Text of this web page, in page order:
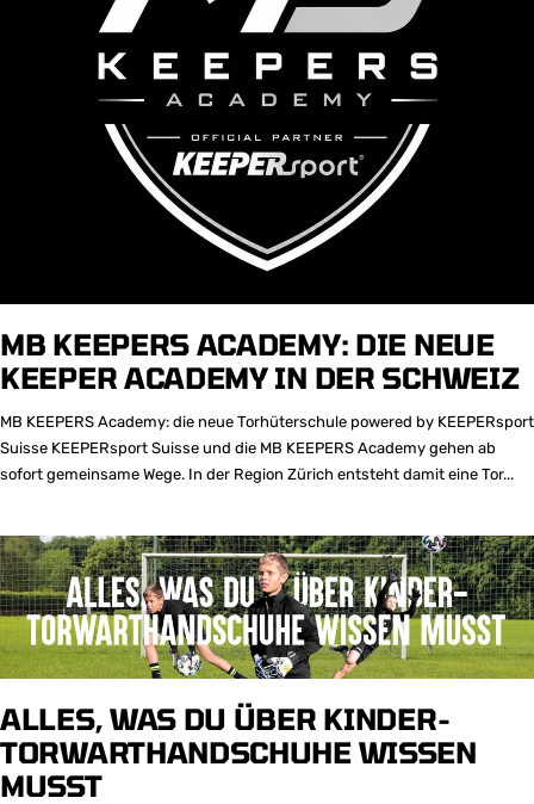
MB KEEPERS ACADEMY: DIE NEUE
KEEPER ACADEMY IN DER SCHWEIZ
MB KEEPERS Academy: die neue Torhüterschule powered by KEEPERsport
Suisse KEEPERsport Suisse und die MB KEEPERS Academy gehen ab
sofort gemeinsame Wege. In der Region Zürich entsteht damit eine Tor...
ALLES, WAS DU ÜBER KINDER-
TORWARTHANDSCHUHE WISSEN
MUSST